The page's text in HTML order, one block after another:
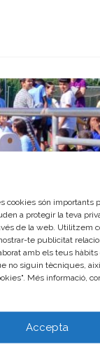
cookies són importants
a protegir la teva
de la web. Utilitzem
te publicitat
amb els teus hàbits
no siguin tècniques,
Més informació,
Accepta